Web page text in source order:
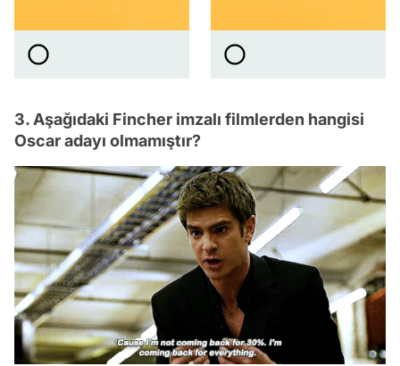
3. Aşağıdaki Fincher imzalı filmlerden hangisi
Oscar adayı olmamıştır?